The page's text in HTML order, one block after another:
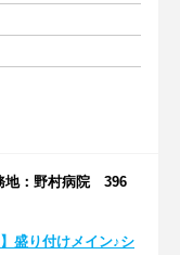
地：野村病院 396
盛り付けメイン♪シ